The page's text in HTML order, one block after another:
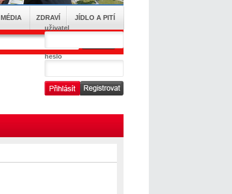
MÉDIA ZDRAVÍ
JÍDLO A PITÍ
uživatel
heslo